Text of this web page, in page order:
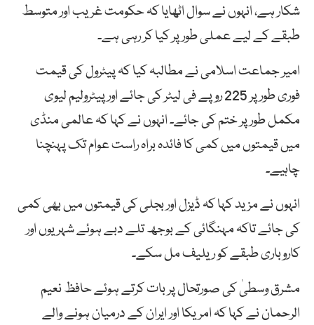
شکار ہے، انہوں نے سوال اٹھایا کہ حکومت غریب اور متوسط
طبقے کے لیے عملی طور پر کیا کر رہی ہے۔
امیر جماعت اسلامی نے مطالبہ کیا کہ پیٹرول کی قیمت
فوری طور پر 225 روپے فی لیٹر کی جائے اور پیٹرولیم لیوی
مکمل طور پر ختم کی جائے۔ انہوں نے کہا کہ عالمی منڈی
میں قیمتوں میں کمی کا فائدہ براہ راست عوام تک پہنچنا
چاہیے۔
انہوں نے مزید کہا کہ ڈیزل اور بجلی کی قیمتوں میں بھی کمی
کی جائے تاکہ مہنگائی کے بوجھ تلے دبے ہوئے شہریوں اور
کاروباری طبقے کو ریلیف مل سکے۔
مشرق وسطیٰ کی صورتحال پر بات کرتے ہوئے حافظ نعیم
الرحمان نے کہا کہ امریکا اور ایران کے درمیان ہونے والے